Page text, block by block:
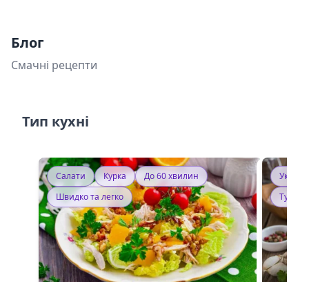
Блог
Смачні рецепти
Тип кухні
Салати Курка
До 60 хвилин
Швидко та легко